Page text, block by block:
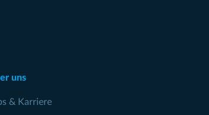
uns
& Karriere